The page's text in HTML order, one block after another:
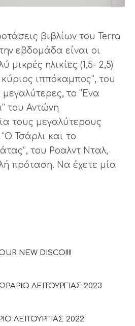
βιβλίων του Terra
εβδομάδα είναι οι
μικρές ηλικίες (1,5- 2,5)
ιππόκαμπος”, του
μεγαλύτερες, το “Ένα
του Αντώνη
τους μεγαλύτερους
Τσάρλι και το
του Ροαλντ Νταλ,
πρόταση. Να έχετε μία
NEW DISCO!!!!
ΛΕΙΤΟΥΡΓΙΑΣ 2023
ΛΕΙΤΟΥΡΓΙΑΣ 2022